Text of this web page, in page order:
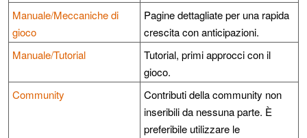
Manuale/Meccaniche di
gioco
Pagine dettagliate per una rapida
crescita con anticipazioni.
Manuale/Tutorial
Tutorial, primi approcci con il
gioco.
Community
Contributi della community non
inseribili da nessuna parte. È
preferibile utilizzare le